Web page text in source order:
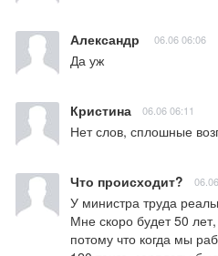
Александр 06.06 06:06
Да уж
Кристина 06.06 06:11
Нет слов, сплошные
Что происходит?
У министра труда
Мне скоро будет 50
потому что когда мы